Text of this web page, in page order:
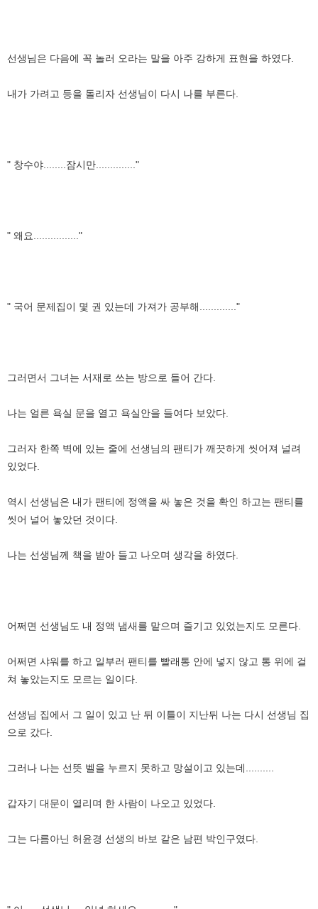
선생님은 다음에 꼭 놀러 오라는 말을 아주 강하게 표현을 하였다.
내가 가려고 등을 돌리자 선생님이 다시 나를 부른다.
" 창수야........잠시만.............."
" 왜요................"
" 국어 문제집이 몇 권 있는데 가져가 공부해............."
그러면서 그녀는 서재로 쓰는 방으로 들어 간다.
나는 얼른 욕실 문을 열고 욕실안을 들여다 보았다.
그러자 한쪽 벽에 있는 줄에 선생님의 팬티가 깨끗하게 씻어져 널려
있었다.
역시 선생님은 내가 팬티에 정액을 싸 놓은 것을 확인 하고는 팬티를
씻어 널어 놓았던 것이다.
나는 선생님께 책을 받아 들고 나오며 생각을 하였다.
어쩌면 선생님도 내 정액 냄새를 맡으며 즐기고 있었는지도 모른다.
어쩌면 샤워를 하고 일부러 팬티를 빨래통 안에 넣지 않고 통 위에 걸
쳐 놓았는지도 모르는 일이다.
선생님 집에서 그 일이 있고 난 뒤 이틀이 지난뒤 나는 다시 선생님 집
으로 갔다.
그러나 나는 선뜻 벨을 누르지 못하고 망설이고 있는데..........
갑자기 대문이 열리며 한 사람이 나오고 있었다.
그는 다름아닌 허윤경 선생의 바보 같은 남편 박인구였다.